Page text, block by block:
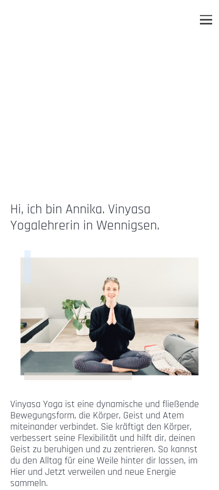
Hi, ich bin Annika. Vinyasa
Yogalehrerin in Wennigsen.
Vinyasa Yoga ist eine dynamische und fließende
Bewegungsform, die Körper, Geist und Atem
miteinander verbindet. Sie kräftigt den Körper,
verbessert seine Flexibilität und hilft dir, deinen
Geist zu beruhigen und zu zentrieren. So kannst
du den Alltag für eine Weile hinter dir lassen, im
Hier und Jetzt verweilen und neue Energie
sammeln.